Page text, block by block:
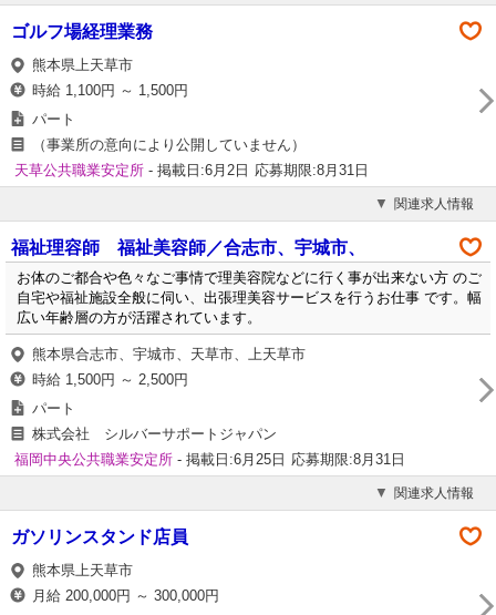
ゴルフ場経理業務
熊本県上天草市
時給 1,100円 ～ 1,500円
パート
（事業所の意向により公開していません）
天草公共職業安定所 - 掲載日:6月2日 応募期限:8月31日
関連求人情報
福祉理容師 福祉美容師／合志市、宇城市、
お体のご都合や色々なご事情で理美容院などに行く事が出来ない方 のご
自宅や福祉施設全般に伺い、出張理美容サービスを行うお仕事 です。幅
広い年齢層の方が活躍されています。
熊本県合志市、宇城市、天草市、上天草市
時給 1,500円 ～ 2,500円
パート
株式会社 シルバーサポートジャパン
福岡中央公共職業安定所 - 掲載日:6月25日 応募期限:8月31日
関連求人情報
ガソリンスタンド店員
熊本県上天草市
月給 200,000円 ～ 300,000円